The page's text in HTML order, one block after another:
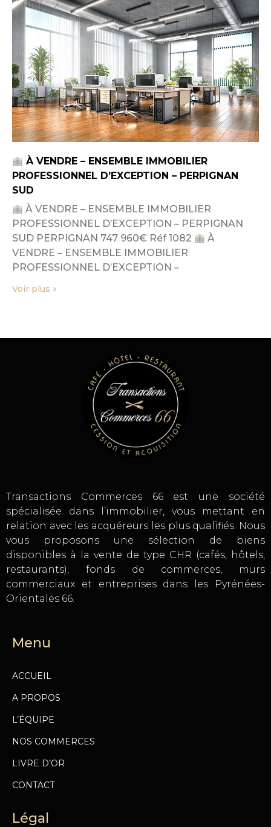
À VENDRE – ENSEMBLE IMMOBILIER
PROFESSIONNEL D’EXCEPTION – PERPIGNAN
SUD
À VENDRE – ENSEMBLE IMMOBILIER
PROFESSIONNEL D’EXCEPTION – PERPIGNAN
SUD PERPIGNAN 747 960€ Réf 1082
À
VENDRE – ENSEMBLE IMMOBILIER
PROFESSIONNEL D’EXCEPTION –
Voir plus »
Transactions Commerces 66 est une société
spécialisée dans l’immobilier, vous mettant en
relation avec les acquéreurs les plus qualifiés. Nous
vous proposons une sélection de biens
disponibles à la vente de type CHR (cafés, hôtels,
restaurants), fonds de commerces, murs
commerciaux et entreprises dans les Pyrénées-
Orientales 66.
Menu
ACCUEIL
A PROPOS
L’ÉQUIPE
NOS COMMERCES
LIVRE D’OR
CONTACT
Légal